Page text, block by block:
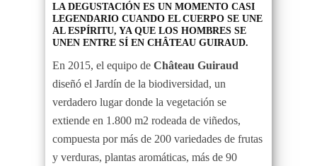
LA DEGUSTACIÓN ES UN MOMENTO CASI
LEGENDARIO CUANDO EL CUERPO SE UNE
AL ESPÍRITU, YA QUE LOS HOMBRES SE
UNEN ENTRE SÍ EN CHÂTEAU GUIRAUD.
En 2015, el equipo de Château Guiraud
diseñó el Jardín de la biodiversidad, un
verdadero lugar donde la vegetación se
extiende en 1.800 m2 rodeada de viñedos,
compuesta por más de 200 variedades de frutas
y verduras, plantas aromáticas, más de 90